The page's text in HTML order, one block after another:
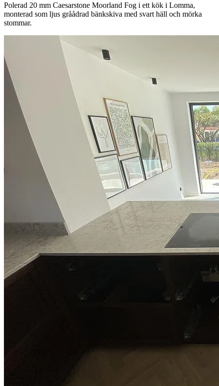
Polerad 20 mm Caesarstone Moorland Fog i ett kök i Lomma,
monterad som ljus gråådrad bänkskiva med svart häll och mörka
stommar.